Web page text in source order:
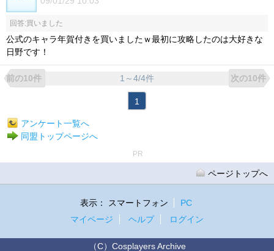
回答:買いました
公式のキャラ年賀付きを買いましたｗ最初に攻略したのは大好きな
日野です！
前の10件 1～4/4件 次の10件
1
アンケート一覧へ
同盟トップページへ
PR
ページトップへ
表示： スマートフォン
PC
マイページ
ヘルプ ログイン
（C）Cosplayers Archive